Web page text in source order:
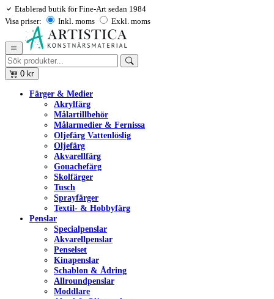
Etablerad butik för Fine-Art sedan 1984
Visa priser:
Inkl. moms Exkl. moms
0 kr
Färger & Medier
Akrylfärg
Målartillbehör
Målarmedier & Fernissa
Oljefärg Vattenlöslig
Oljefärg
Akvarellfärg
Gouachefärg
Skolfärger
Tusch
Sprayfärger
Textil- & Hobbyfärg
Penslar
Specialpenslar
Akvarellpenslar
Penselset
Kinapenslar
Schablon & Ådring
Allroundpenslar
Moddlare